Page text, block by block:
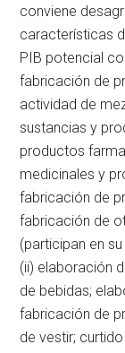
conviene
características
PIB potencial
fabricación de
actividad de
sustancias y
productos
medicinales y
fabricación de
fabricación de
(participan en
(ii) elaboración
de bebidas;
fabricación de
de vestir;